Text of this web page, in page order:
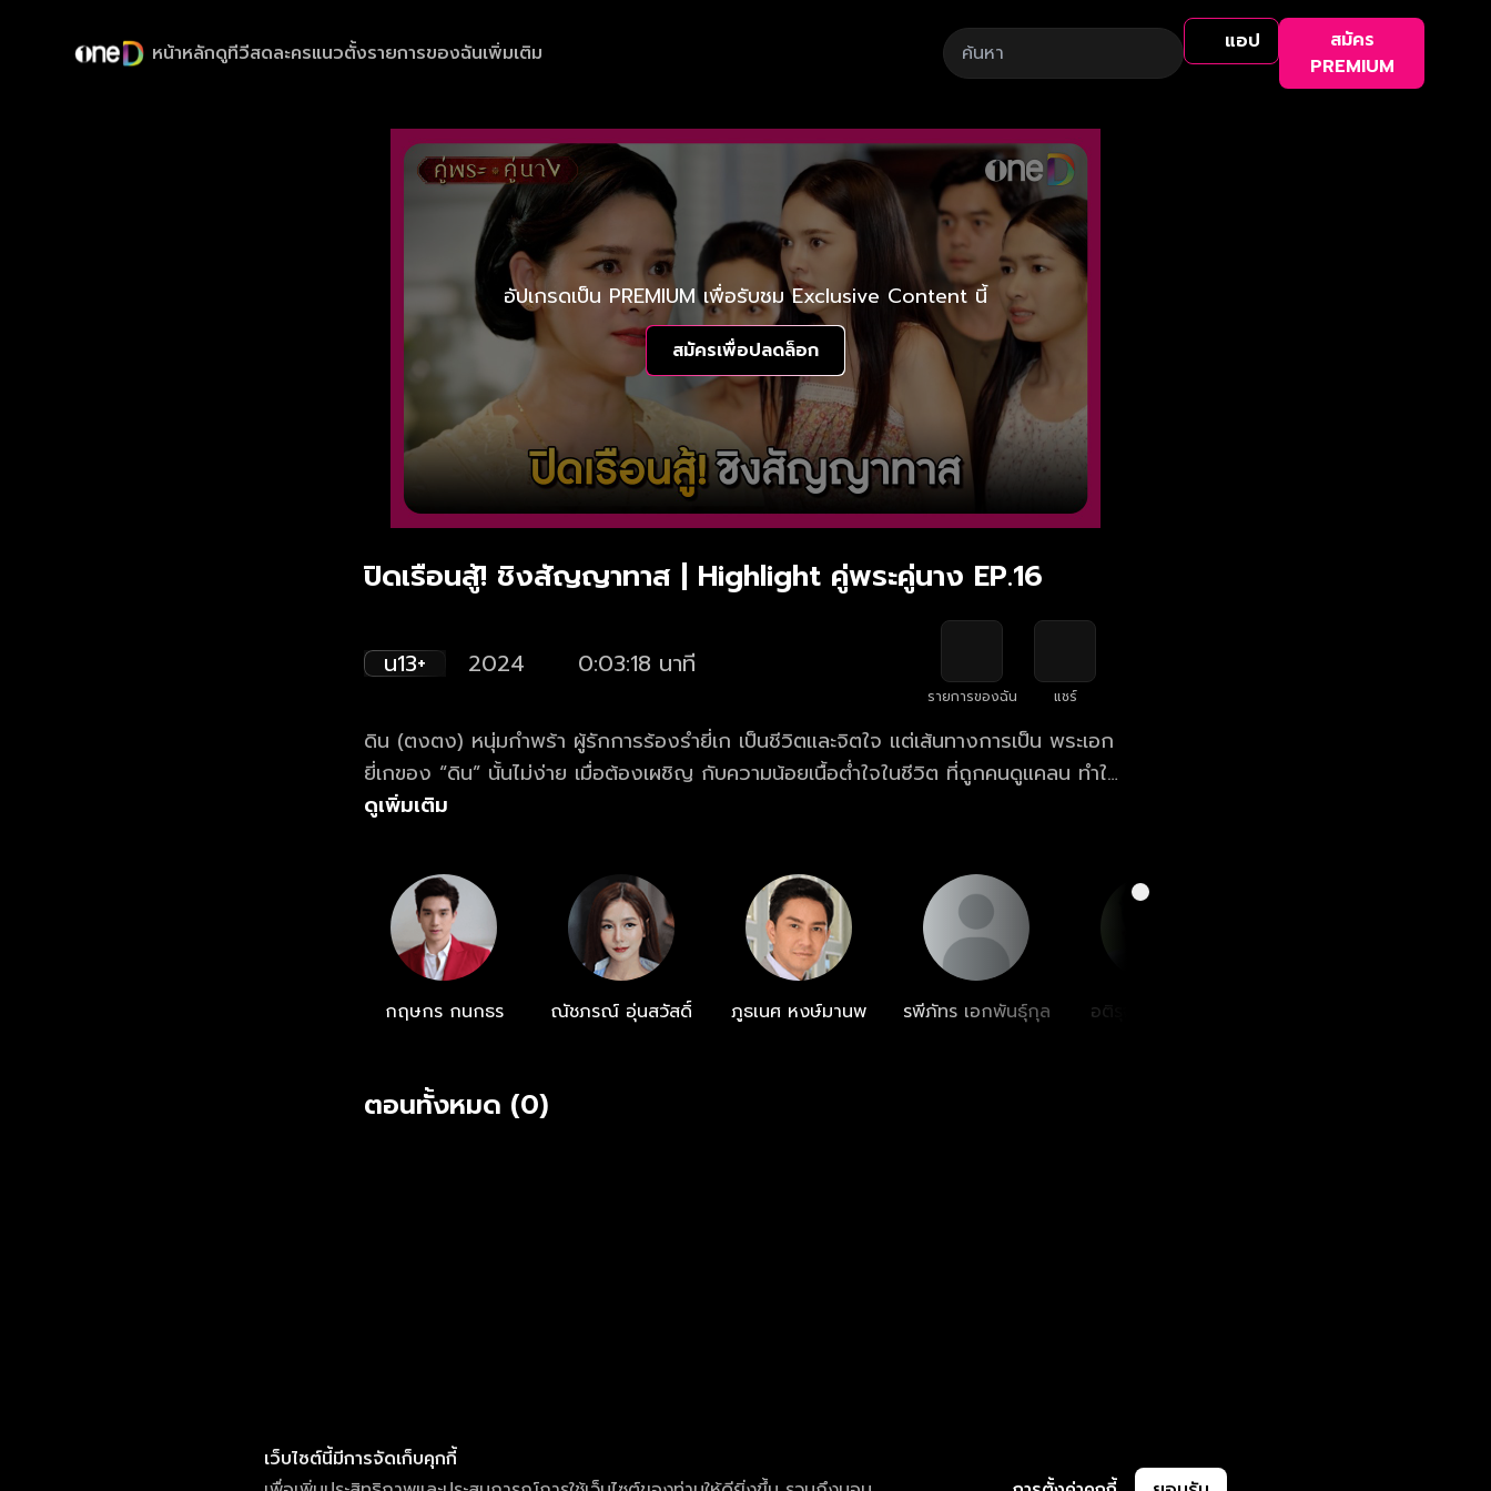
หน้าหลักดูทีวีสดละครแนวตั้งรายการของฉันเพิ่มเติม แอป
สมัคร
PREMIUM
อัปเกรดเป็น PREMIUM เพื่อรับชม Exclusive Content นี้
สมัครเพื่อปลดล็อก
ปิดเรือนสู้! ชิงสัญญาทาส | Highlight คู่พระคู่นาง EP.16
น13+ 2024 0:03:18 นาที
รายการของฉัน แชร์
ดิน (ตงตง) หนุ่มกำพร้า ผู้รักการร้องรำยี่เก เป็นชีวิตและจิตใจ แต่เส้นทางการเป็น พระเอก
ยี่เกของ “ดิน” นั้นไม่ง่าย เมื่อต้องเผชิญ กับความน้อยเนื้อต่ำใจในชีวิต ที่ถูกคนดูแคลน ทำให้
ดินเกิดความทะเยอทะยาน อยากถีบตัวเองจาก ดินสู่ดาว หวังมีชีวิตที่ดี โดยมี โสน (ปลายฟ้า)
ทุกย่างก้าวในชีวิต จน “ดิน” ได้ก้าวขึ้นเป็น พระเอกยี่เกรูปงาม ที่ตกเป็นที่หมายปองของสาว
หลายคน ติดตามชม ละคร คู่พระคู่นาง ตอนใหม่ล่าสุด ทุกวันพุธ-พฤหัสบดี เวลา 20:30 น.
ทางช่องวัน 31 ดูย้อนหลัง ละคร คู่พระคู่นาง ครบทุกตอน ฟรี! ที่แรก ที่เดียว ทางเว็บไซต์
และแอปฯ oneD.net
ดูเพิ่มเติม
กฤษกร กนกธร ณัชภรณ์ อุ่นสวัสดิ์ ภูธเนศ หงษ์มานพ รพีภัทร เอกพันธุ์กุล อติรุจ สิงหอำพล
ตอนทั้งหมด (0)
เว็บไซต์นี้มีการจัดเก็บคุกกี้